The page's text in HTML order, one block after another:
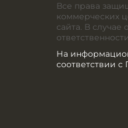
Все права
коммерческих
сайта. В
На
соответствии